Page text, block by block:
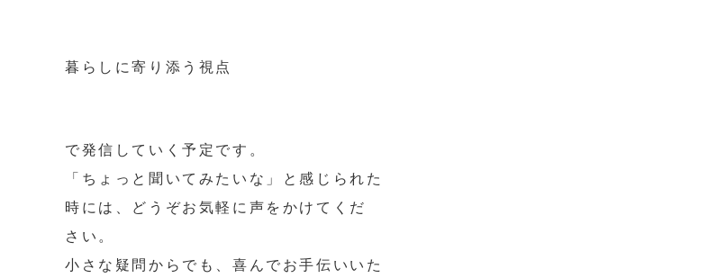
暮らしに寄り添う視点
で発信していく予定です。
「ちょっと聞いてみたいな」と感じられた
時には、どうぞお気軽に声をかけてくだ
さい。
小さな疑問からでも、喜んでお手伝いいた